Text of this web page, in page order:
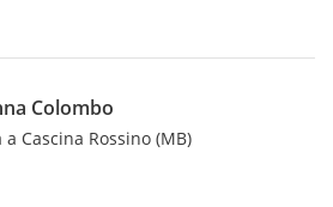
Colombo
Cascina Rossino (MB)